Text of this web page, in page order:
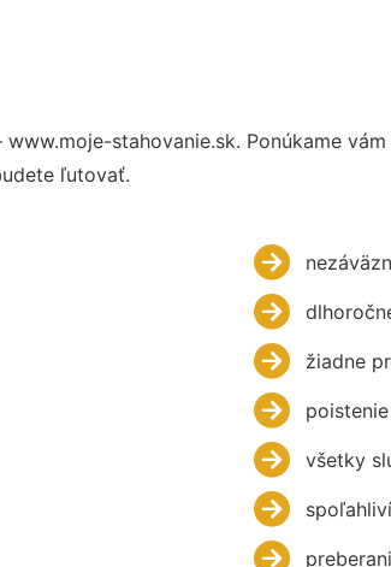
stahovanie.sk. Ponúkame
ľutovať.
žiadne
všetky